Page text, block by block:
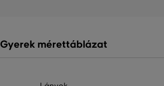
Gyerek mérettáblázat